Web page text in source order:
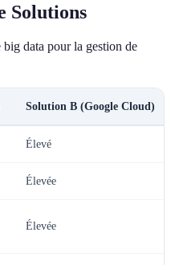
Solutions
data pour la gestion de
Solution B (Google Cloud)
Élevé
Élevée
Élevée